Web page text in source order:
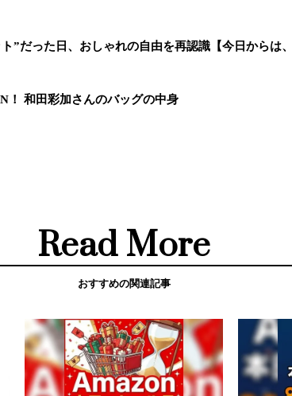
”だった日、おしゃれの自由を再認識【今日からは
！ 和田彩加さんのバッグの中身
Read More
おすすめの関連記事